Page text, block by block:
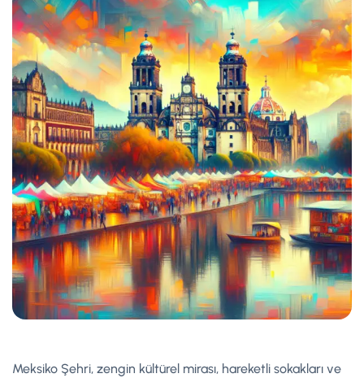
Meksiko Şehri, zengin kültürel mirası, hareketli sokakları ve